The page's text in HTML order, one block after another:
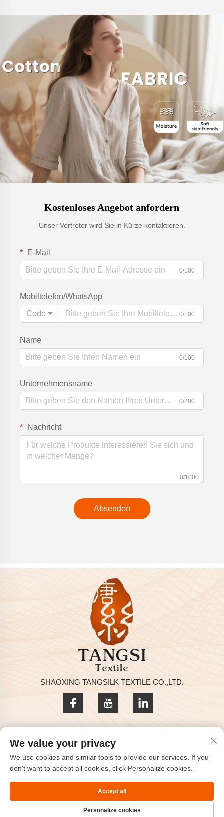
Kostenloses Angebot anfordern
Unser Vertreter wird Sie in Kürze kontaktieren.
E-Mail
0/100
Mobiltelefon/WhatsApp
Code
0/100
Name
0/100
Unternehmensname
0/200
Nachricht
0/1000
Absenden
SHAOXING TANGSILK TEXTILE CO.,LTD.
Copyright © 2025 by SHAOXING TANGSILK TEXTILE CO.,LTD
Kontaktieren Sie uns
Address: Zimmer 801, 8. Stock, Haizhou International, Keqiao,
Shaoxing, Zhejiang, China.
Tel.:+86-575-85563399
We value your privacy
We use cookies and similar tools to provide our services. If you
don't want to accept all cookies, click Personalize cookies.
Personalize cookies
Accept all